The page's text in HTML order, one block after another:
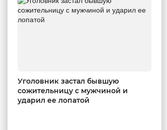
Уголовник застал бывшую
сожительницу с мужчиной и
ударил ее лопатой